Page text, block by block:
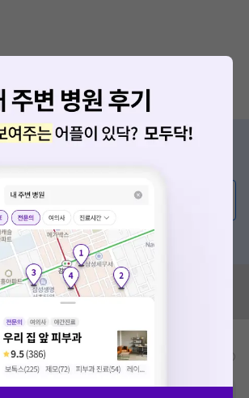
보세요
상담 서비스에 다양한 게시글 보러가기
원정보가 있나요?
주세요!
비급여/급여 진료란?